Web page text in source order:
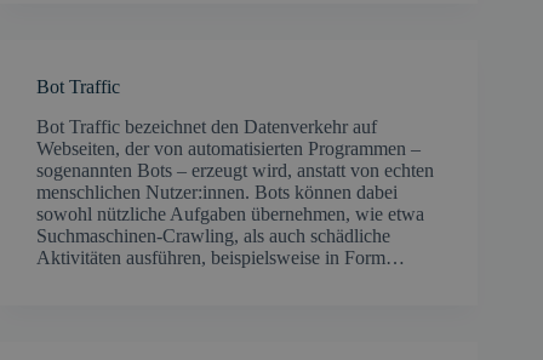
Bot Traffic
Bot Traffic bezeichnet den Datenverkehr auf
Webseiten, der von automatisierten Programmen –
sogenannten Bots – erzeugt wird, anstatt von echten
menschlichen Nutzer:innen. Bots können dabei
sowohl nützliche Aufgaben übernehmen, wie etwa
Suchmaschinen-Crawling, als auch schädliche
Aktivitäten ausführen, beispielsweise in Form…